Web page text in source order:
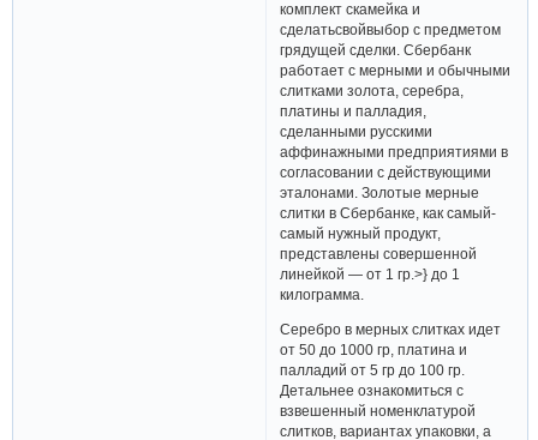
комплект скамейка и
сделатьсвойвыбор с предметом
грядущей сделки. Сбербанк
работает с мерными и обычными
слитками золота, серебра,
платины и палладия,
сделанными русскими
аффинажными предприятиями в
согласовании с действующими
эталонами. Золотые мерные
слитки в Сбербанке, как самый-
самый нужный продукт,
представлены совершенной
линейкой — от 1 гр.>} до 1
килограмма.
Серебро в мерных слитках идет
от 50 до 1000 гр, платина и
палладий от 5 гр до 100 гр.
Детальнее ознакомиться с
взвешенный номенклатурой
слитков, вариантах упаковки, а